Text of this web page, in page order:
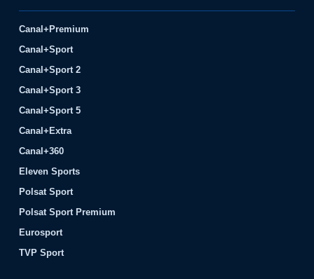
Canal+Premium
Canal+Sport
Canal+Sport 2
Canal+Sport 3
Canal+Sport 5
Canal+Extra
Canal+360
Eleven Sports
Polsat Sport
Polsat Sport Premium
Eurosport
TVP Sport